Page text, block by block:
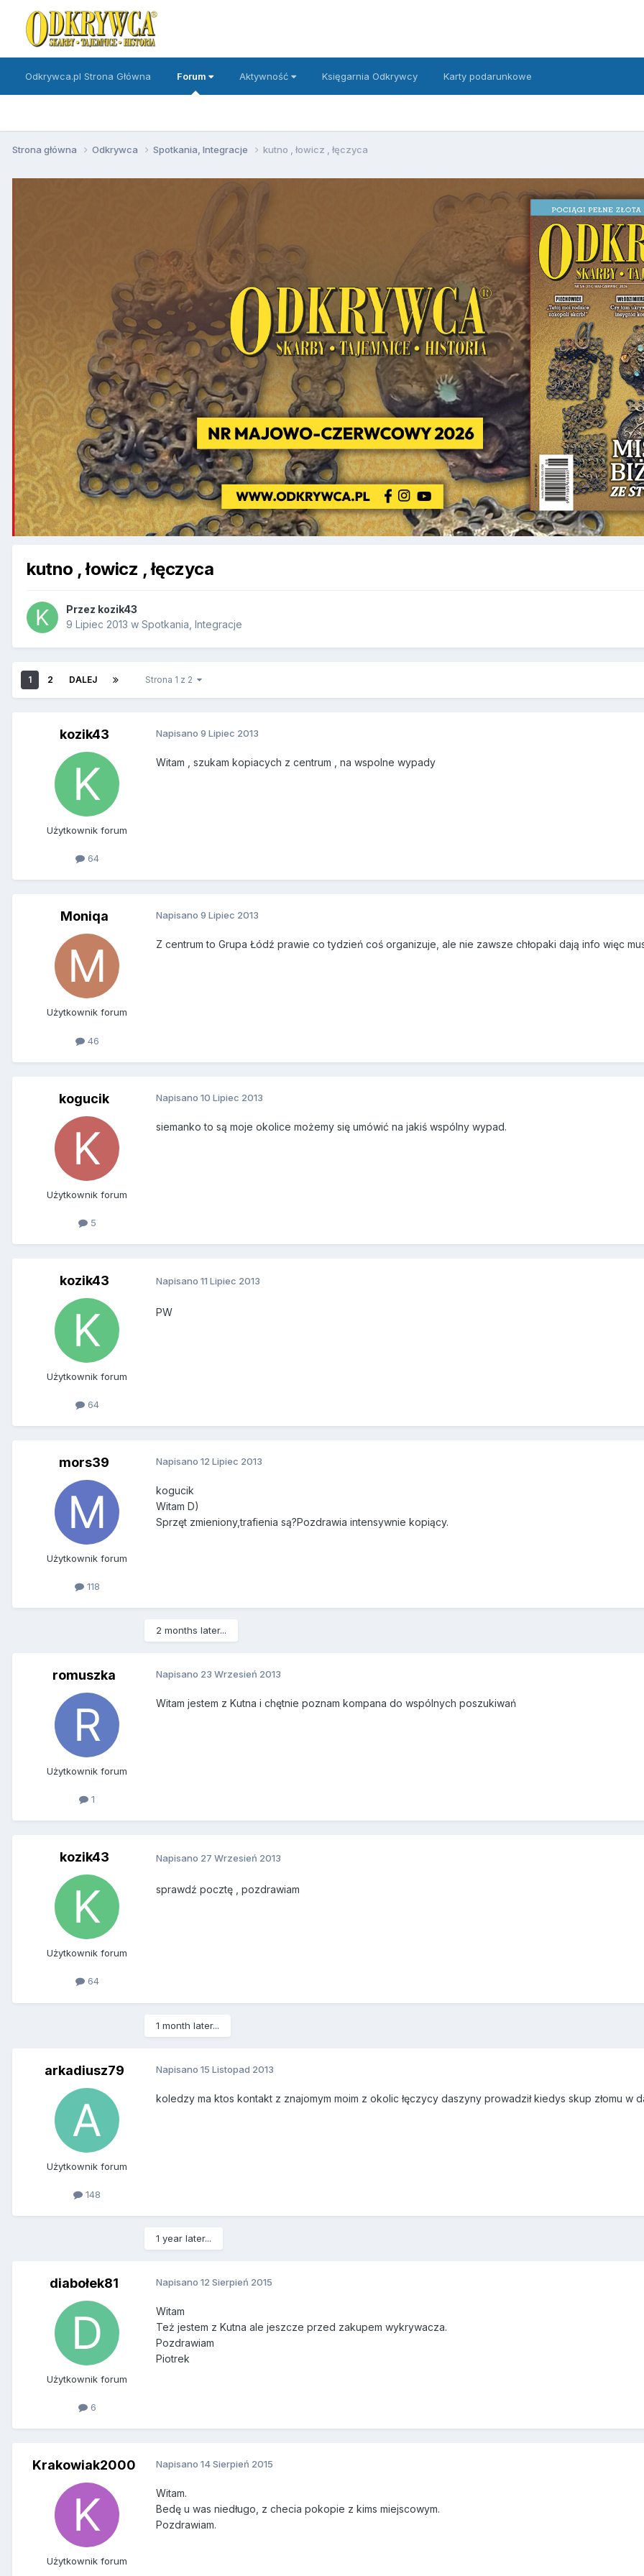
Odkrywca.pl Strona Główna Forum Aktywność Księgarnia Odkrywcy Karty podarunkowe
Strona główna Odkrywca Spotkania, Integracje kutno , łowicz , łęczyca
kutno , łowicz , łęczyca
Przez kozik43
9 Lipiec 2013 w Spotkania, Integracje
1 2 DALEJ Strona 1 z 2
kozik43
Użytkownik forum
64
Napisano 9 Lipiec 2013
Witam , szukam kopiacych z centrum , na wspolne wypady
Moniqa
Użytkownik forum
46
Napisano 9 Lipiec 2013
Z centrum to Grupa Łódź prawie co tydzień coś organizuje, ale nie zawsze chłopaki dają info więc
kogucik
Użytkownik forum
5
Napisano 10 Lipiec 2013
siemanko to są moje okolice możemy się umówić na jakiś wspólny wypad.
kozik43
Użytkownik forum
64
Napisano 11 Lipiec 2013
PW
mors39
Użytkownik forum
118
Napisano 12 Lipiec 2013
kogucik
Witam D)
Sprzęt zmieniony,trafienia są?Pozdrawia intensywnie kopiący.
2 months later...
romuszka
Użytkownik forum
1
Napisano 23 Wrzesień 2013
Witam jestem z Kutna i chętnie poznam kompana do wspólnych poszukiwań
kozik43
Użytkownik forum
64
Napisano 27 Wrzesień 2013
sprawdź pocztę , pozdrawiam
1 month later...
arkadiusz79
Użytkownik forum
148
Napisano 15 Listopad 2013
koledzy ma ktos kontakt z znajomym moim z okolic łęczycy daszyny prowadził kiedys skup złomu w
1 year later...
diabołek81
Użytkownik forum
6
Napisano 12 Sierpień 2015
Witam
Też jestem z Kutna ale jeszcze przed zakupem wykrywacza.
Pozdrawiam
Piotrek
Krakowiak2000
Użytkownik forum
Napisano 14 Sierpień 2015
Witam.
Bedę u was niedługo, z checia pokopie z kims miejscowym.
Pozdrawiam.